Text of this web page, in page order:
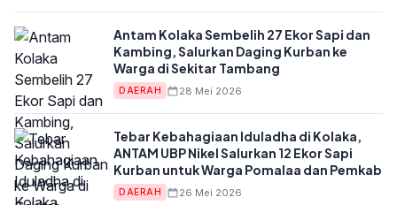
Antam Kolaka Sembelih 27 Ekor Sapi dan
Kambing, Salurkan Daging Kurban ke
Warga di Sekitar Tambang
DAERAH 28 Mei 2026
Tebar Kebahagiaan Iduladha di Kolaka,
ANTAM UBP Nikel Salurkan 12 Ekor Sapi
Kurban untuk Warga Pomalaa dan Pemkab
DAERAH 26 Mei 2026